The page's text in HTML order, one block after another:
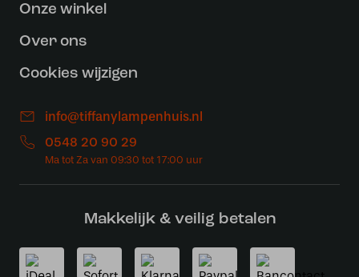
Onze winkel
Over ons
Cookies wijzigen
info@tiffanylampenhuis.nl
0548 20 90 29
Makkelijk & veilig betalen